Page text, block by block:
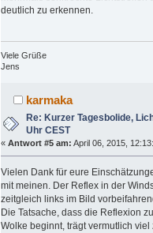
deutlich zu erkennen.
Viele Grüße
Jens
karmaka
Re: Kurzer Tagesbolide,
Uhr CEST
« Antwort #5 am: April 06, 2015,
Vielen Dank für eure
mit meinen. Der Reflex in der
zeitgleich links im Bild
Die Tatsache, dass die Reflexion
Wolke beginnt, trägt vermutlich